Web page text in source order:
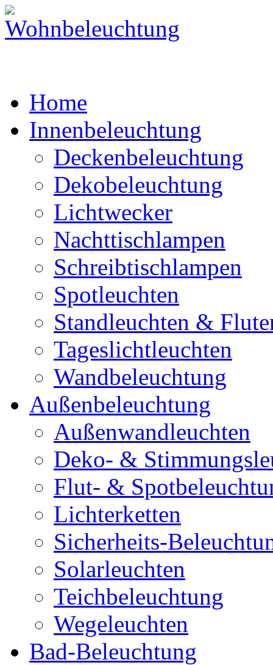
Home
Innenbeleuchtung
Deckenbeleuchtung
Dekobeleuchtung
Lichtwecker
Nachttischlampen
Schreibtischlampen
Spotleuchten
Standleuchten &
Tageslichtleuchten
Wandbeleuchtung
Außenbeleuchtung
Außenwandleuchten
Deko- &
Flut- &
Lichterketten
Sicherheits-
Solarleuchten
Teichbeleuchtung
Wegeleuchten
Bad-Beleuchtung